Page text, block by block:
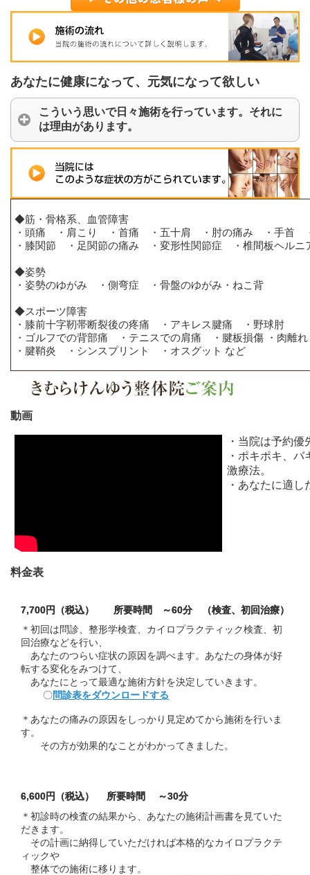
あなたに健康になって、元気になって欲しい
こういう思いで日々施術を行っています。それに
は理由があります。
◆筋・骨格系、血管障害
・頭痛 ・肩こり ・首痛 ・五十肩 ・肘の痛み ・手首
・膝関節 ・足関節の痛み ・変形性関節症 ・椎間板ヘルニ
◆姿勢
・姿勢のゆがみ ・側弯症 ・骨盤のゆがみ・ねこ背
◆スポーツ障害
・膝前十字靭帯断裂後の疼痛 ・アキレス腱痛 ・野球肘
・ゴルフでの背部痛 ・テニスでの肩痛 ・腱板損傷 ・肉離
・腱鞘炎 ・シンスプリント ・オスグット など
動画
・当院は予約
・ポキポキ、
激療法。
・あなたに適
料金表
7,700円（税込） 所要時間 ～60分 （検査、初回治療）
＊初回は問診、整形学検査、カイロプラクティック検査、初
回治療などを行い、
あなたのつらい症状の原因を調べます。あなたの身体が好
転する変化をみつけて、
あなたにとって最適な施術方針を決定していきます。
〇問診表をダウンロードする
＊あなたの痛みの原因をしっかり見定めてから施術を行いま
す。
その方が効果的なことがわかってきました。
6,600円（税込） 所要時間 ～30分
＊初診時の検査の結果から、あなたの施術計画書を見ていた
だきます。
その計画に納得していただければ本格的なカイロプラクテ
ィックや
整体での施術に移ります。